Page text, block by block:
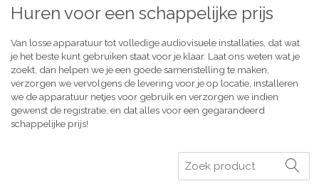
Huren voor een schappelijke prijs
Van losse apparatuur tot volledige audiovisuele installaties, dat wat
je het beste kunt gebruiken staat voor je klaar. Laat ons weten wat je
zoekt, dan helpen we je een goede samenstelling te maken,
verzorgen we vervolgens de levering voor je op locatie, installeren
we de apparatuur netjes voor gebruik en verzorgen we indien
gewenst de registratie, en dat alles voor een gegarandeerd
schappelijke prijs!
Zoeken